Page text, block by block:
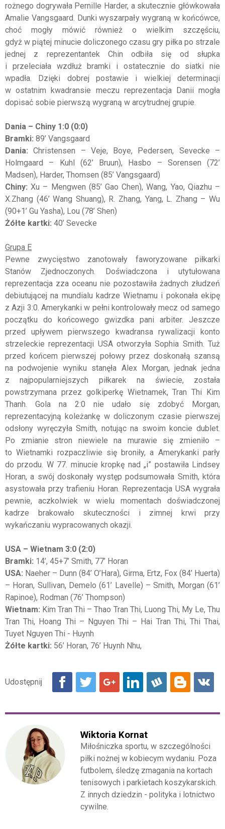
rożnego dogrywała Pernille Harder, a skutecznie główkowała
Amalie Vangsgaard. Dunki wyszarpały wygraną w końcówce,
choć mogły mówić również o wielkim szczęściu,
gdyż w piątej minucie doliczonego czasu gry piłka po strzale
jednej z reprezentantek Chin odbiła się od słupka
i przeleciała wzdłuż bramki i ostatecznie do siatki nie
wpadła. Dzięki dobrej postawie i wielkiej determinacji
w ostatnim kwadransie meczu reprezentacja Danii mogła
dopisać sobie pierwszą wygraną w arcytrudnej grupie.
Dania – Chiny 1:0 (0:0)
Bramki: 89’ Vangsgaard
Dania: Christensen – Veje, Boye, Pedersen, Sevecke –
Holmgaard – Kuhl (62’ Bruun), Hasbo – Sorensen (72’
Madsen), Harder, Thomsen (85’ Vangsgaard)
Chiny: Xu – Mengwen (85’ Gao Chen), Wang, Yao, Qiazhu –
X.Zhang (46’ Wang Shuang), R. Zhang, Yang, L. Zhang – Wu
(90+1’ Gu Yasha), Lou (78’ Shen)
Żółte kartki: 40’ Sevecke
Grupa E
Pewne zwycięstwo zanotowały faworyzowane piłkarki
Stanów Zjednoczonych. Doświadczona i utytułowana
reprezentacja zza oceanu nie pozostawiła żadnych złudzeń
debiutującej na mundialu kadrze Wietnamu i pokonała ekipę
z Azji 3:0. Amerykanki w pełni kontrolowały mecz od samego
początku do końcowego gwizdka pani arbiter. Jeszcze
przed upływem pierwszego kwadransa rywalizacji konto
strzeleckie reprezentacji USA otworzyła Sophia Smith. Tuż
przed końcem pierwszej połowy przez doskonałą szansą
na podwojenie wyniku stanęła Alex Morgan, jednak jedna
z najpopularniejszych piłkarek na świecie, została
powstrzymana przez golkiperkę Wietnamek, Tran Thi Kim
Thanh. Gola na 2:0 nie udało się zdobyć Morgan,
reprezentacyjną koleżankę w doliczonym czasie pierwszej
odsłony wyręczyła Smith, notując na swoim koncie dublet.
Po zmianie stron niewiele na murawie się zmieniło –
to Wietnamki rozpaczliwie się broniły, a Amerykanki parły
do przodu. W 77. minucie kropkę nad „i” postawiła Lindsey
Horan, a swój doskonały występ podsumowała Smith, która
asystowała przy trafieniu Horan. Reprezentacja USA wygrała
pewnie, aczkolwiek w wielu momentach doświadczonej
kadrze brakowało skuteczności i zimnej krwi przy
wykańczaniu wypracowanych okazji.
USA – Wietnam 3:0 (2:0)
Bramki: 14’, 45+7’ Smith, 77’ Horan
USA: Naeher – Dunn (84’ O’Hara), Girma, Ertz, Fox (84’ Huerta)
– Horan, Sullivan, Demelo (61’ Lavelle) – Smith, Morgan (61’
Rapinoe), Rodman (76’ Thompson)
Wietnam: Kim Tran Thi – Thao Tran Thi, Luong Thi, My Le, Thu
Tran Thi, Hoang Thi – Nguyen Thi – Hai Tran Thi, Thi Thai,
Tuyet Nguyen Thi - Huynh
Żółte kartki: 56’ Horan, 76’ Huynh Nhu,
Wiktoria Kornat
Miłośniczka sportu, w szczególności
piłki nożnej w kobiecym wydaniu. Poza
futbolem, śledzę zmagania na kortach
tenisowych i parkietach koszykarskich.
Z innych dziedzin - polityka i lotnictwo
cywilne.